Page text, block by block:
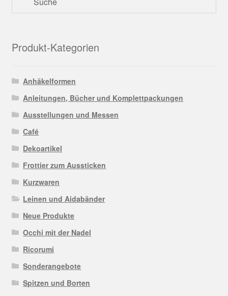
Produkt-Kategorien
Anhäkelformen
Anleitungen, Bücher und Komplettpackungen
Ausstellungen und Messen
Café
Dekoartikel
Frottier zum Aussticken
Kurzwaren
Leinen und Aidabänder
Neue Produkte
Occhi mit der Nadel
Ricorumi
Sonderangebote
Spitzen und Borten